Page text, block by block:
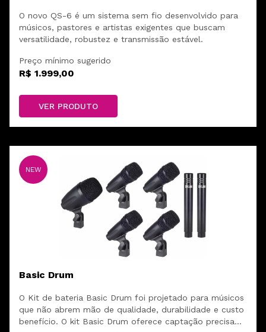
O novo QS-6 é um sistema sem fio desenvolvido para
músicos, pastores e artistas exigentes que buscam
versatilidade, robustez e transmissão estável.
Preço mínimo sugerido
R$ 1.999,00
VER PRODUTO
NEW
Basic Drum
O Kit de bateria Basic Drum foi projetado para músicos
que não abrem mão de qualidade, durabilidade e custo
benefício. O kit Basic Drum oferece captação precisa